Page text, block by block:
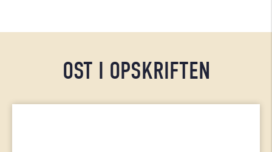
OST I OPSKRIFTEN